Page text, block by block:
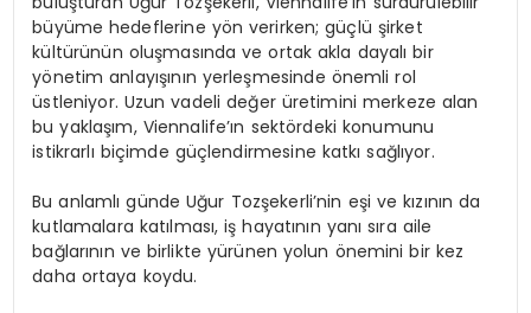
büyüme hedeflerine yön verirken; güçlü şirket
kültürünün oluşmasında ve ortak akla dayalı bir
yönetim anlayışının yerleşmesinde önemli rol
üstleniyor. Uzun vadeli değer üretimini merkeze alan
bu yaklaşım, Viennalife’ın sektördeki konumunu
istikrarlı biçimde güçlendirmesine katkı sağlıyor.
Bu anlamlı günde Uğur Tozşekerli’nin eşi ve kızının da
kutlamalara katılması, iş hayatının yanı sıra aile
bağlarının ve birlikte yürünen yolun önemini bir kez
daha ortaya koydu.